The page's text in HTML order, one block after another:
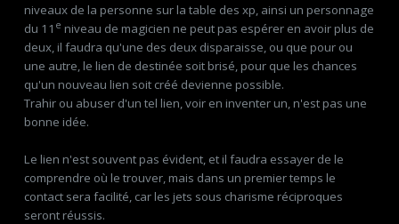
niveaux de la personne sur la table des xp, ainsi un personnage
du 11 e niveau de magicien ne peut pas espérer en avoir plus de
deux, il faudra qu'une des deux disparaisse, ou que pour ou
une autre, le lien de destinée soit brisé, pour que les chances
qu'un nouveau lien soit créé devienne possible.
Trahir ou abuser d'un tel lien, voir en inventer un, n'est pas une
bonne idée.
Le lien n'est souvent pas évident, et il faudra essayer de le
comprendre où le trouver, mais dans un premier temps le
contact sera facilité, car les jets sous charisme réciproques
seront réussis.